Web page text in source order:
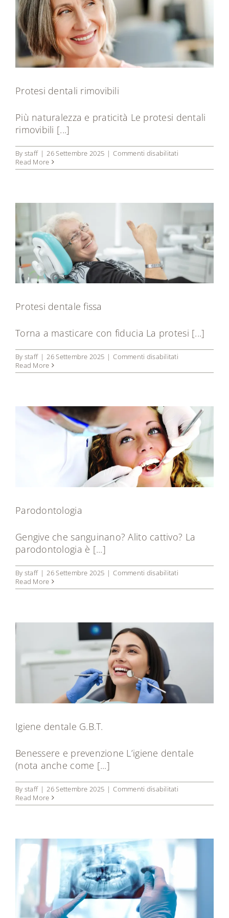
Tecnologie
Dicono di noi
Protesi dentali rimovibili
Più naturalezza e praticità Le protesi dentali
rimovibili [...]
By staff | 26 Settembre 2025 | Commenti disabilitati
dentali
Read More
Protesi dentale fissa
Torna a masticare con fiducia La protesi [...]
By staff | 26 Settembre 2025 | Commenti disabilitati
dentale
Read More
Parodontologia
Gengive che sanguinano? Alito cattivo? La
parodontologia è [...]
By staff | 26 Settembre 2025 | Commenti disabilitati
Read More
Igiene dentale G.B.T.
Benessere e prevenzione L’igiene dentale
(nota anche come [...]
By staff | 26 Settembre 2025 | Commenti disabilitati
dentale
Read More